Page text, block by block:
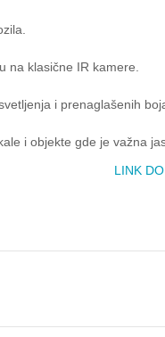
na klasične IR kamere.
i prenaglašenih
i objekte gde je važna
LINK